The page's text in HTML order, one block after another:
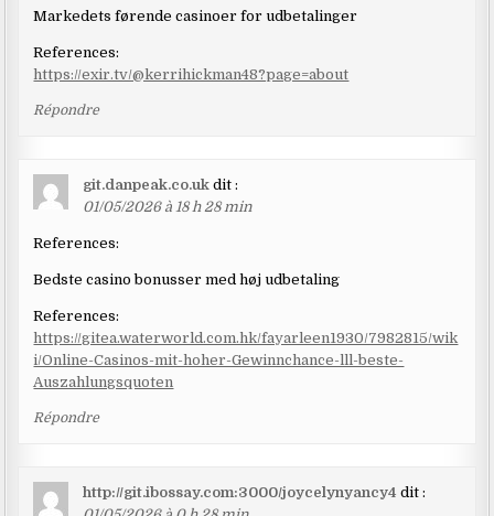
Markedets førende casinoer for udbetalinger
References:
https://exir.tv/@kerrihickman48?page=about
Répondre
git.danpeak.co.uk dit :
01/05/2026 à 18 h 28 min
References:
Bedste casino bonusser med høj udbetaling
References:
https://gitea.waterworld.com.hk/fayarleen1930/7982815/wik
i/Online-Casinos-mit-hoher-Gewinnchance-lll-beste-
Auszahlungsquoten
Répondre
http://git.ibossay.com:3000/joycelynyancy4 dit :